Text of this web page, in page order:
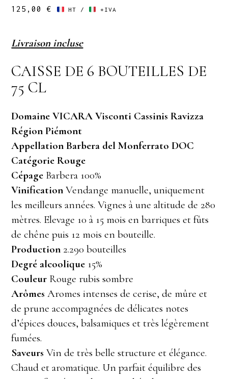
125,00 € HT / +IVA
Livraison incluse
CAISSE DE 6 BOUTEILLES DE
75 CL
Domaine VICARA Visconti Cassinis Ravizza
Région Piémont
Appellation Barbera del Monferrato DOC
Catégorie Rouge
Cépage Barbera 100%
Vinification Vendange manuelle, uniquement
les meilleurs années. Vignes à une altitude de 280
mètres. Elevage 10 à 15 mois en barriques et fûts
de chêne puis 12 mois en bouteille.
Production 2.290 bouteilles
Degré alcoolique 15%
Couleur Rouge rubis sombre
Arômes Aromes intenses de cerise, de mûre et
de prune accompagnées de délicates notes
d’épices douces, balsamiques et très légèrement
fumées.
Saveurs Vin de très belle structure et élégance.
Chaud et aromatique. Un parfait équilibre des